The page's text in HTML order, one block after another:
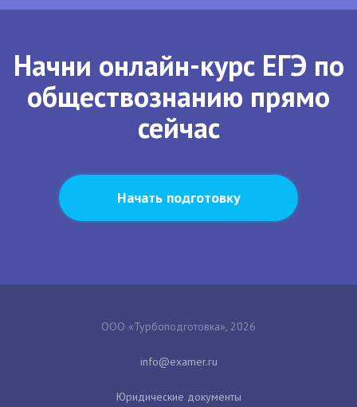
Начни онлайн-курс ЕГЭ по
обществознанию прямо
сейчас
Начать подготовку
ООО «Турбоподготовка», 2026
Юридические документы